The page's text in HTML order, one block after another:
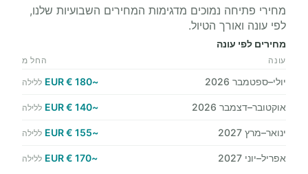
מחירי פתיחה נמוכים מדגימות המחירים השבועיות שלנו,
לפי עונה ואורך הטיול.
מחירים לפי עונה
עונה החל מ
יולי–ספטמבר 2026 ~180 € EUR ללילה
אוקטובר–דצמבר 2026 ~140 € EUR ללילה
ינואר–מרץ 2027 ~155 € EUR ללילה
אפריל–יוני 2027 ~170 € EUR ללילה